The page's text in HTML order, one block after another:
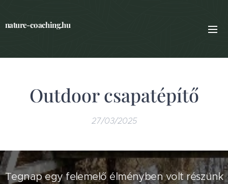
nature-coaching.hu
Outdoor csapatépítő
27/03/2025
Tegnap egy felemelő élményben volt részünk